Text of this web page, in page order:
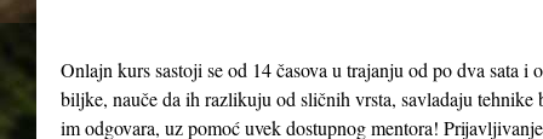
Onlajn kurs sastoji se od 14 časova u trajanju od po dva sata
biljke, nauče da ih razlikuju od sličnih vrsta, savladaju
im odgovara, uz pomoć uvek dostupnog mentora!